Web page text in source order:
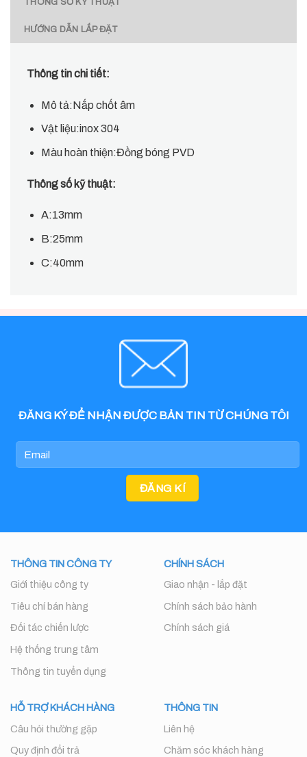
THÔNG SỐ KỸ THUẬT
HƯỚNG DẪN LẮP ĐẶT
Thông tin chi tiết:
Mô tả:Nắp chốt âm
Vật liệu:inox 304
Màu hoàn thiện:Đồng bóng PVD
Thông số kỹ thuật:
A:13mm
B:25mm
C:40mm
ĐĂNG KÝ ĐỂ NHẬN ĐƯỢC BẢN TIN TỪ CHÚNG TÔI
THÔNG TIN CÔNG TY
Giới thiệu công ty
Tiêu chí bán hàng
Đối tác chiến lược
Hệ thống trung tâm
Thông tin tuyển dụng
CHÍNH SÁCH
Giao nhận - lắp đặt
Chính sách bảo hành
Chính sách giá
HỖ TRỢ KHÁCH HÀNG
Câu hỏi thường gặp
Quy định đổi trả
THÔNG TIN
Liên hệ
Chăm sóc khách hàng